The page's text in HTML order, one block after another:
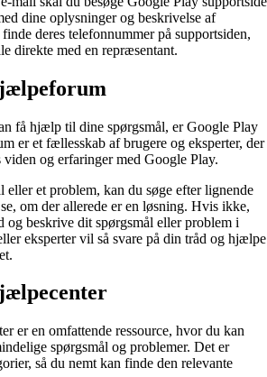
dine oplysninger og beskrivelse af
deres telefonnummer på supportsiden,
direkte med en repræsentant.
få hjælp til dine spørgsmål, er Google Play
er et fællesskab af brugere og eksperter, der
og erfaringer med Google Play.
eller et problem, kan du søge efter lignende
om der allerede er en løsning. Hvis ikke,
og beskrive dit spørgsmål eller problem i
eksperter vil så svare på din tråd og hjælpe
er en omfattende ressource, hvor du kan
spørgsmål og problemer. Det er
så du nemt kan finde den relevante